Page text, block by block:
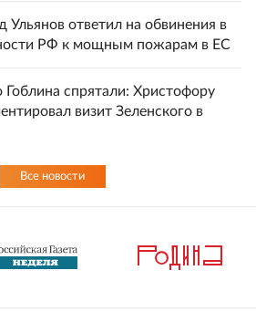
Ульянов ответил на обвинения в
РФ к мощным пожарам в ЕС
Гоблина спрятали: Христофору
визит Зеленского в
Все новости